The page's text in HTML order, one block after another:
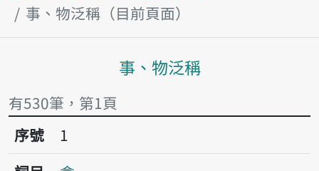
事、物泛稱（目前頁面）
主內容區塊
事、物泛稱
有530筆，第1頁
序號1盒
序號
1